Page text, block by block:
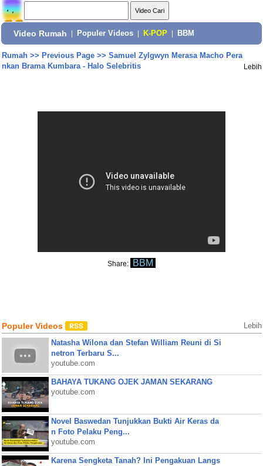
Video Rumah Populer Videos K-POP BBM
Rumah>> Previous Page>> Samuel Zylgwyn Merasa Macho Pera
nkan Brama Kumbara - Halo Selebritis
Lebih
Share: BBM
Populer Videos Lebih
Natasha Wilona dan Stefan William Reuni di Si
netron Terbaru S...
youtube.com
BAHAYA TUKANG OJEK JAMAN SEKARANG
youtube.com
Novel Baswedan Tunjukkan Bukti Air Keras da
n Foto Pelaku Peng...
youtube.com
Karena Sengketa Tanah? Ini Pengakuan Langs